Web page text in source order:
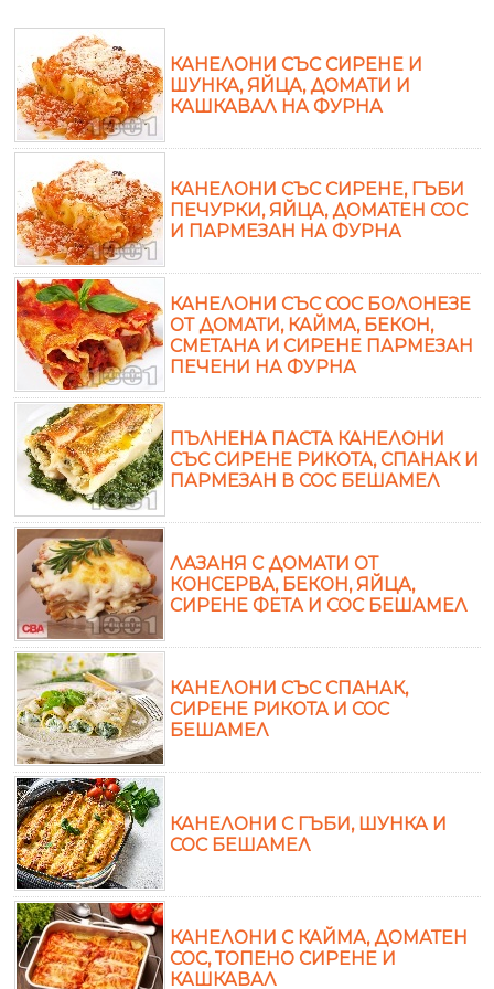
КАНЕЛОНИ СЪС СИРЕНЕ И
ШУНКА, ЯЙЦА, ДОМАТИ И
КАШКАВАЛ НА ФУРНА
КАНЕЛОНИ СЪС СИРЕНЕ, ГЪБИ
ПЕЧУРКИ, ЯЙЦА, ДОМАТЕН СОС
И ПАРМЕЗАН НА ФУРНА
КАНЕЛОНИ СЪС СОС БОЛОНЕЗЕ
ОТ ДОМАТИ, КАЙМА, БЕКОН,
СМЕТАНА И СИРЕНЕ ПАРМЕЗАН
ПЕЧЕНИ НА ФУРНА
ПЪЛНЕНА ПАСТА КАНЕЛОНИ
СЪС СИРЕНЕ РИКОТА, СПАНАК И
ПАРМЕЗАН В СОС БЕШАМЕЛ
ЛАЗАНЯ С ДОМАТИ ОТ
КОНСЕРВА, БЕКОН, ЯЙЦА,
СИРЕНЕ ФЕТА И СОС БЕШАМЕЛ
КАНЕЛОНИ СЪС СПАНАК,
СИРЕНЕ РИКОТА И СОС
БЕШАМЕЛ
КАНЕЛОНИ С ГЪБИ, ШУНКА И
СОС БЕШАМЕЛ
КАНЕЛОНИ С КАЙМА, ДОМАТЕН
СОС, ТОПЕНО СИРЕНЕ И
КАШКАВАЛ